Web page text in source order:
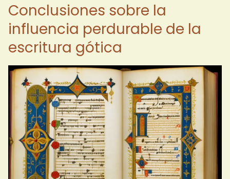
Conclusiones sobre la
influencia perdurable de la
escritura gótica